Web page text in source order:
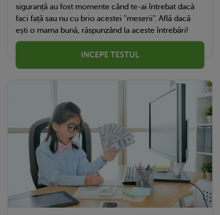
siguranță au fost momente când te-ai întrebat dacă
faci față sau nu cu brio acestei ”meserii”. Află dacă
ești o mama bună, răspunzând la aceste întrebări!
INCEPE TESTUL